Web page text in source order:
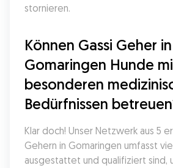
stornieren.
Können Gassi Geher in
Gomaringen Hunde
besonderen
Bedürfnissen
Klar doch! Unser Netzwerk aus 5
Gehern in Gomaringen umfasst
ausgestattet und qualifiziert sind,